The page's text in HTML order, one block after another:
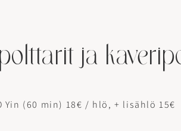
ja
Yin (60 min) 18€ / hlö, + lisählö 15€​